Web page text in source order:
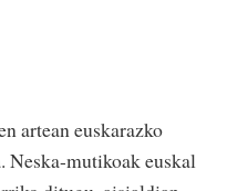
artean euskarazko
Neska-mutikoak euskal